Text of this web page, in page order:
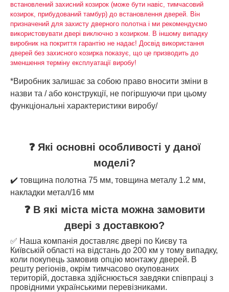
встановлений захисний козирок (може бути навіс, тимчасовий
козирок, прибудований тамбур) до встановлення дверей. Він
призначений для захисту дверного полотна і ми рекомендуємо
використовувати двері виключно з козирком. В іншому випадку
виробник на покриття гарантію не надає! Досвід використання
дверей без захисного козирка показує, що це призводить до
зменшення терміну експлуатації виробу!
*Виробник залишає за собою право вносити зміни в
назви та / або конструкції, не погіршуючи при цьому
функціональні характеристики виробу/
❓ Які основні особливості у даної
моделі?
✔️ товщина полотна 75 мм, товщина металу 1.2 мм,
накладки метал/16 мм
❓ В які міста міста можна замовити
двері з доставкою?
✅ Наша компанія доставляє двері по Києву та
Київській області на відстань до 200 км у тому випадку,
коли покупець замовив опцію монтажу дверей. В
решту регіонів, окрім тимчасово окупованих
територій, доставка здійснюється завдяки співпраці з
провідними українськими перевізниками.